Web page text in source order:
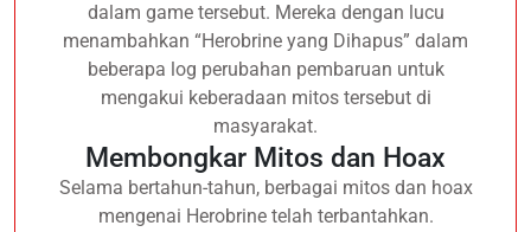
dalam game tersebut. Mereka dengan lucu
menambahkan “Herobrine yang Dihapus” dalam
beberapa log perubahan pembaruan untuk
mengakui keberadaan mitos tersebut di
masyarakat.
Membongkar Mitos dan Hoax
Selama bertahun-tahun, berbagai mitos dan hoax
mengenai Herobrine telah terbantahkan.